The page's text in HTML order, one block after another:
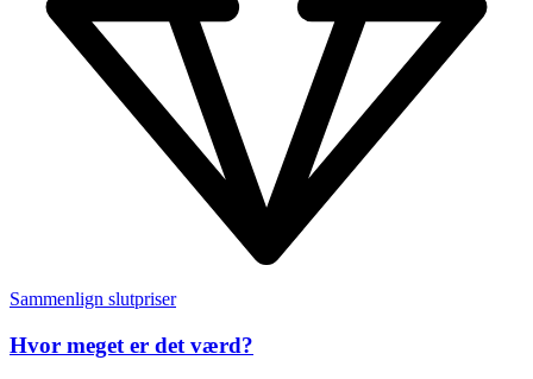
Sammenlign slutpriser
Hvor meget er det værd?